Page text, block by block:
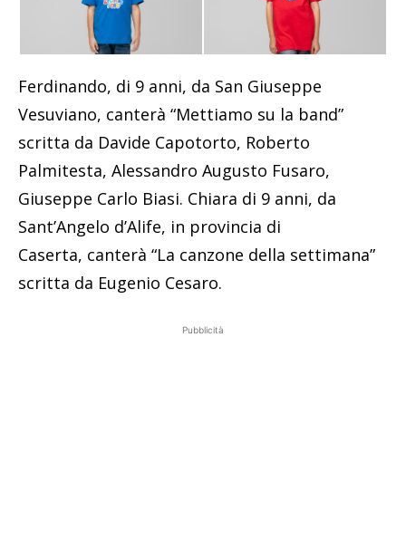
Ferdinando, di 9 anni, da San Giuseppe
Vesuviano, canterà “Mettiamo su la band”
scritta da Davide Capotorto, Roberto
Palmitesta, Alessandro Augusto Fusaro,
Giuseppe Carlo Biasi. Chiara di 9 anni, da
Sant’Angelo d’Alife, in provincia di
Caserta, canterà “La canzone della settimana”
scritta da Eugenio Cesaro.
Pubblicità